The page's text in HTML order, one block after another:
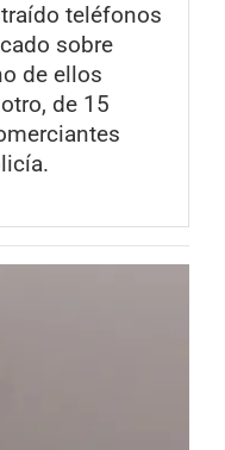
teléfonos
sobre
de ellos
de 15